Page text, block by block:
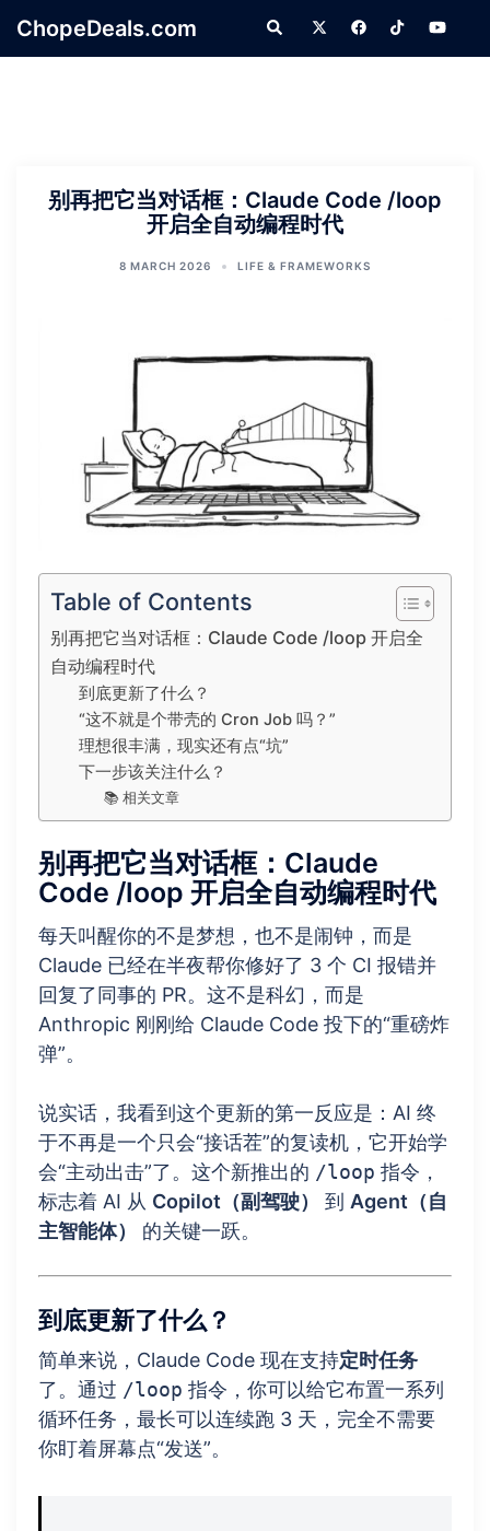
ChopeDeals.com Search
别再把它当对话框：Claude Code /loop
开启全自动编程时代
8 MARCH 2026 LIFE & FRAMEWORKS
Table of Contents
别再把它当对话框：Claude Code /loop 开启全
自动编程时代
到底更新了什么？
“这不就是个带壳的 Cron Job 吗？”
理想很丰满，现实还有点“坑”
下一步该关注什么？
📚 相关文章
别再把它当对话框：Claude
Code /loop 开启全自动编程时代
每天叫醒你的不是梦想，也不是闹钟，而是
Claude 已经在半夜帮你修好了 3 个 CI 报错并
回复了同事的 PR。这不是科幻，而是
Anthropic 刚刚给 Claude Code 投下的“重磅炸
弹”。
说实话，我看到这个更新的第一反应是：AI 终
于不再是一个只会“接话茬”的复读机，它开始学
会“主动出击”了。这个新推出的 /loop 指令，
标志着 AI 从 Copilot（副驾驶） 到 Agent（自
主智能体）
的关键一跃。
到底更新了什么？
简单来说，Claude Code 现在支持定时任务
了。通过 /loop 指令，你可以给它布置一系列
循环任务，最长可以连续跑 3 天，完全不需要
你盯着屏幕点“发送”。